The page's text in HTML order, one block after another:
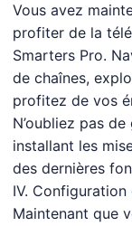
Vous avez
profiter de la
Smarters Pro.
de chaînes,
profitez de vos
N’oubliez pas
installant les
des dernières
IV. Configuration
Maintenant que